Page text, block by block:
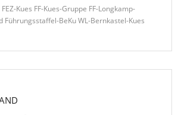
Kues FF-Kues-Gruppe FF-Longkamp-
Führungsstaffel-BeKu WL-Bernkastel-Kues